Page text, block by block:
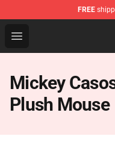
FREE
Open menu
Mickey Mouse
Mickey
Plush Mouse